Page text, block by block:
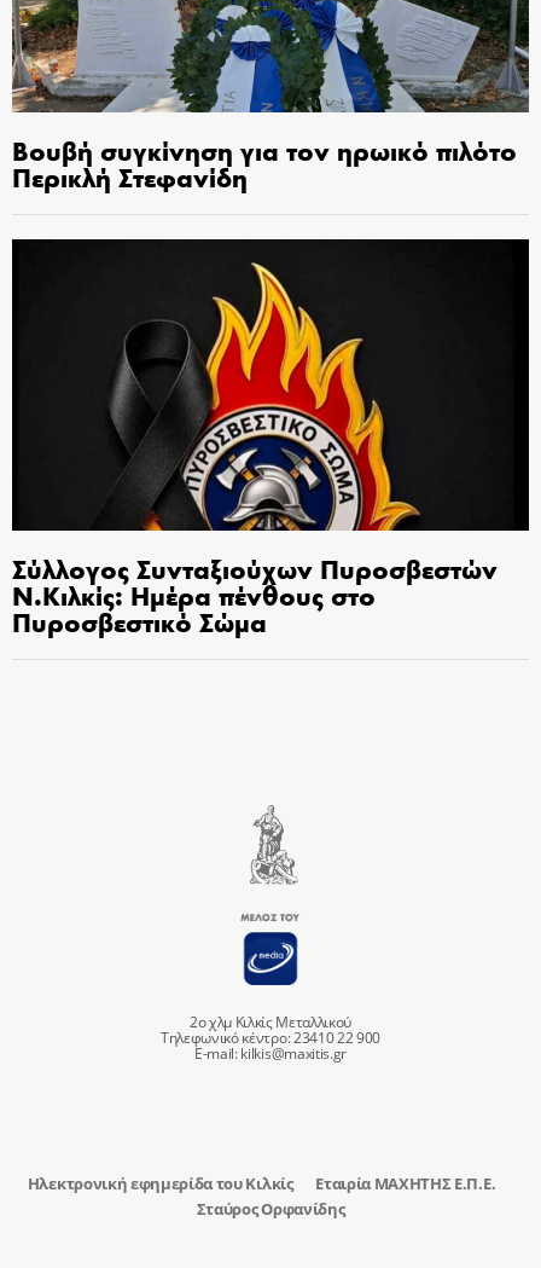
Βουβή συγκίνηση για τον ηρωικό πιλότο
Περικλή Στεφανίδη
Σύλλογος Συνταξιούχων Πυροσβεστών
Ν.Κιλκίς: Ημέρα πένθους στο
Πυροσβεστικό Σώμα
2ο χλμ Κιλκίς Μεταλλικού
Τηλεφωνικό κέντρο: 23410 22 900
E-mail:kilkis@maxitis.gr
Ηλεκτρονική εφημερίδα του Κιλκίς
Εταιρία ΜΑΧΗΤΗΣ Ε.Π.Ε.
Σταύρος Ορφανίδης